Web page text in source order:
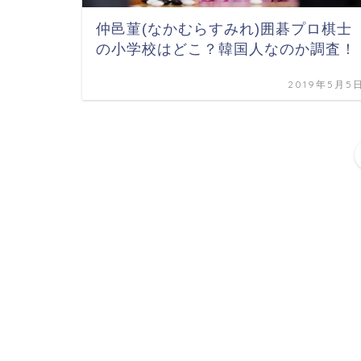
仲邑菫(なかむらすみれ)囲碁プロ棋士
の小学校はどこ？韓国人なのか調査！
2019年5月5日